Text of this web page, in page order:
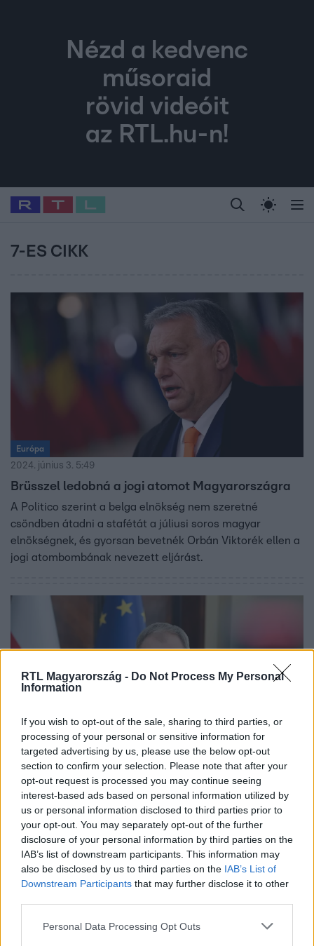
RTL Magyarország - Do Not Process My Personal
Information
If you wish to opt-out of the sale, sharing to third parties, or
processing of your personal or sensitive information for
targeted advertising by us, please use the below opt-out
section to confirm your selection. Please note that after your
opt-out request is processed you may continue seeing
interest-based ads based on personal information utilized by
us or personal information disclosed to third parties prior to
your opt-out. You may separately opt-out of the further
disclosure of your personal information by third parties on the
IAB’s list of downstream participants. This information may
also be disclosed by us to third parties on the IAB’s List of
Downstream Participants that may further disclose it to other
Please note that this website/app uses one or more Google
Personal Data Processing Opt Outs
Nézd a kedvenc
műsoraid
rövid videóit
az RTL.hu-n!
Legfrissebb RTL Híradó Randi Celeb vagyok,
Babits Marcella Most Wanted Gallusz
7-ES CIKK
Európa
2024. június 3. 5:49
Brüsszel ledobná a jogi atomot Magyarországra
A Politico szerint a belga elnökség nem szeretné
csöndben átadni a stafétát a júliusi soros magyar
elnökségnek, és gyorsan bevetnék Orbán Viktorék ellen a
jogi atombombának nevezett eljárást.
Európa
2024. május 29. 13:50
Az Európai Bizottság lezárja a Lengyelország
elleni jogállamisági eljárást
Lengyelországban már nem áll fenn egyértelműen a
jogállamiság súlyos megsértésének kockázata, ezért
lezárják a jogállamisági eljárást.